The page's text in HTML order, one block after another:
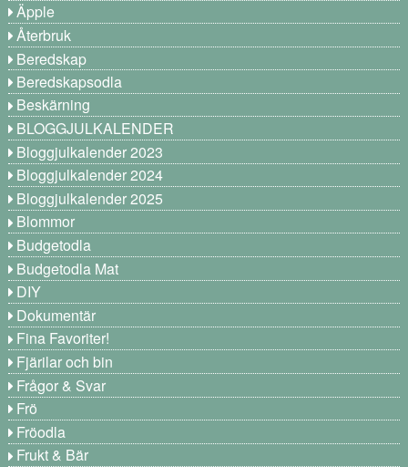
Äpple
Återbruk
Beredskap
Beredskapsodla
Beskärning
BLOGGJULKALENDER
Bloggjulkalender 2023
Bloggjulkalender 2024
Bloggjulkalender 2025
Blommor
Budgetodla
Budgetodla Mat
DIY
Dokumentär
Fina Favoriter!
Fjärilar och bin
Frågor & Svar
Frö
Fröodla
Frukt & Bär